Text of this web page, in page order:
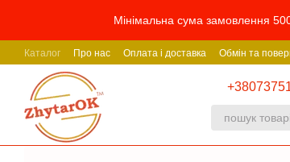
Мінімальна сума замовлення
Каталог Про нас Оплата і доставка Обмін та